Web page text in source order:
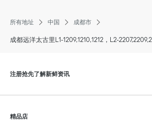
所有地址 中国 成都市
成都远洋太古里L1-1209,1210,1212，L2-
点击展开或折叠内容
注册抢先了解新鲜资讯
点击展开或折叠内容
精品店